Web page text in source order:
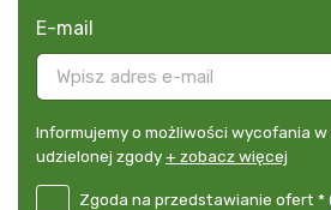
E-mail
Informujemy
o
wycofania
Informujemy o możliwości wycofania
udzielonej zgody+ zobacz więcej
Zgoda na przedstawianie ofert *